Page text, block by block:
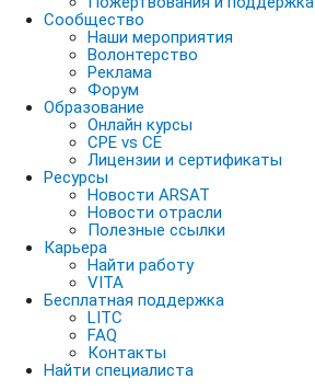
Сообщество
Наши мероприятия
Волонтерство
Реклама
Форум
Образование
Онлайн курсы
CPE vs CE
Лицензии и сертификаты
Ресурсы
Новости ARSAT
Новости отрасли
Полезные ссылки
Карьера
Найти работу
VITA
Бесплатная поддержка
LITC
FAQ
Контакты
Найти специалиста